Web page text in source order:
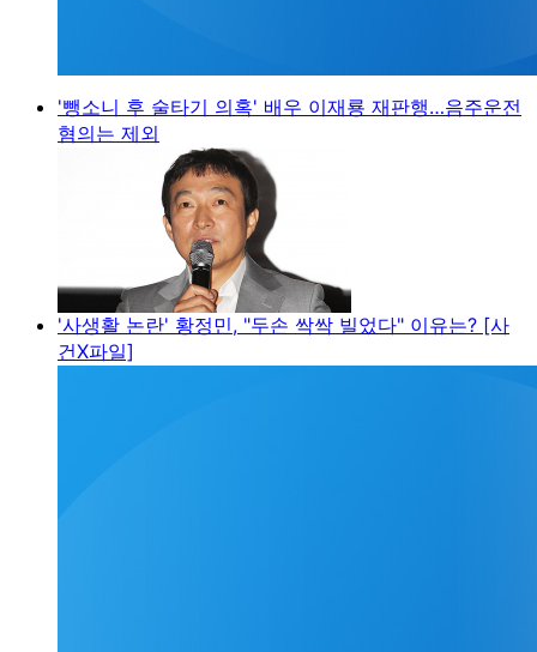
'뺑소니 후 술타기 의혹' 배우 이재룡 재판행…음주운전
혐의는 제외
'사생활 논란' 황정민, "두손 싹싹 빌었다" 이유는? [사
건X파일]